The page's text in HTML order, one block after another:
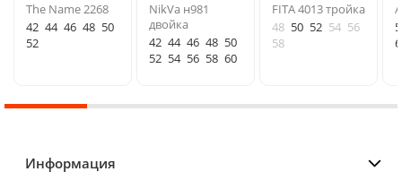
The Name 2268
42 44 46 48 50
52
NikVa н981
двойка
42 44 46 48 50
52 54 56 58 60
FITA 4013 тройка
48 50 52 54 56
58
Информация